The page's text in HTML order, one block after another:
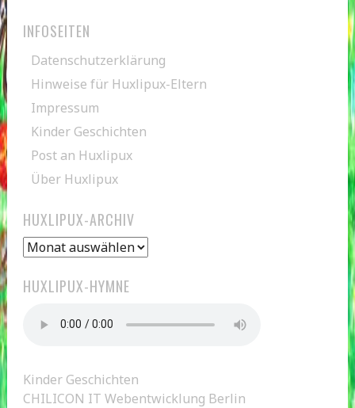
INFOSEITEN
Datenschutzerklärung
Hinweise für Huxlipux-Eltern
Impressum
Kinder Geschichten
Post an Huxlipux
Über Huxlipux
HUXLIPUX-ARCHIV
Huxlipux-
HUXLIPUX-HYMNE
Kinder Geschichten
CHILICON IT Webentwicklung Berlin